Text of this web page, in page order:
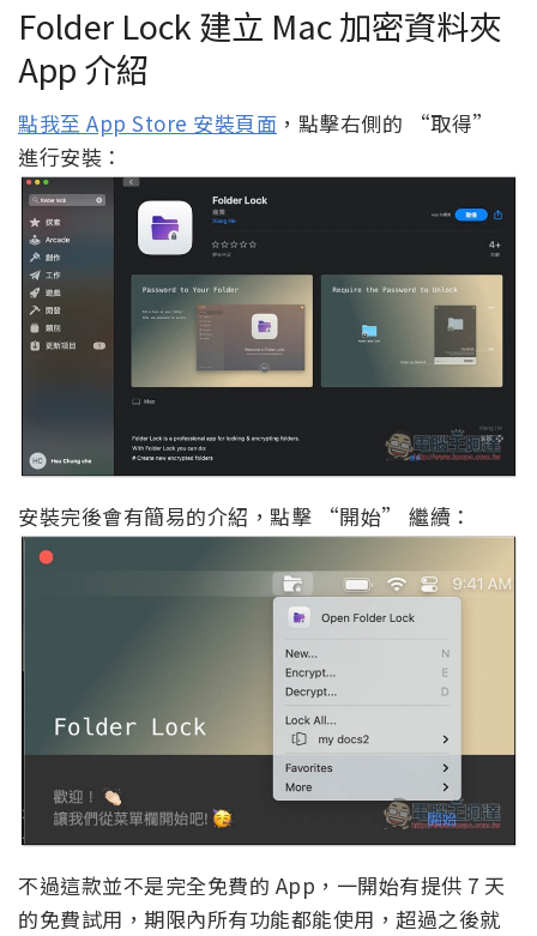
Folder Lock 建立 Mac 加密資料夾
App 介紹
點我至 App Store 安裝頁面 ，點擊右側的 “取得”
進行安裝：
安裝完後會有簡易的介紹，點擊 “開始” 繼續：
不過這款並不是完全免費的 App，一開始有提供 7 天
的免費試用，期限內所有功能都能使用，超過之後就